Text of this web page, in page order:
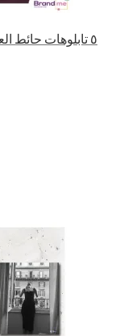
Family Wall Tableaux Set of 5 Pcs / ٥ تابلوهات حائط العائلة